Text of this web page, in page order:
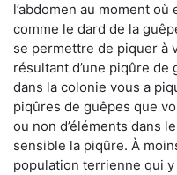
l’abdomen au moment
comme le dard de la
se permettre de piquer à
résultant d’une piqûre de
dans la colonie vous a
piqûres de guêpes que
ou non d’éléments dans
sensible la piqûre. À
population terrienne qui